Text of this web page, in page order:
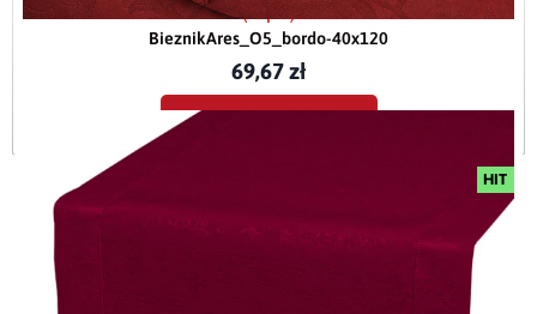
(kopia)
BieznikAres_O5_bordo-40x120
69,67 zł
HIT